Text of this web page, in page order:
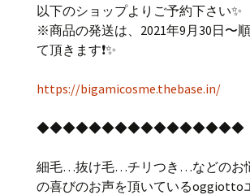
以下のショップよりご予約下さい✨
※商品の発送は、2021年9月30日〜
て頂きます❗️✨
https://bigamicosme.thebase.in/
◆◆◆◆◆◆◆◆◆◆◆◆◆◆◆◆
細毛…抜け毛…チリつき…などのお
の喜びのお声を頂いているoggiotto